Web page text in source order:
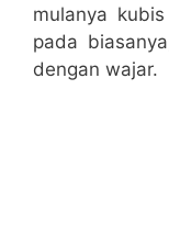
mulanya
pada
dengan wajar.